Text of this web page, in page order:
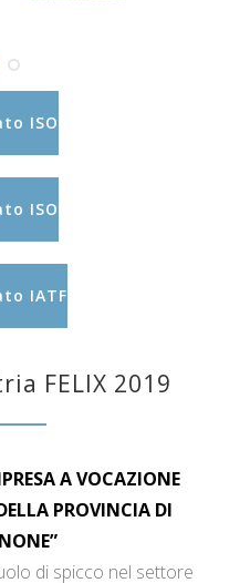
ISO
ISO
IATF
FELIX 2019
A VOCAZIONE
PROVINCIA DI
di spicco nel settore